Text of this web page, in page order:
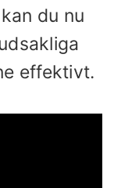
du nu
effektivt.